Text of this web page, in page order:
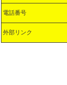
電話番号
外部リンク